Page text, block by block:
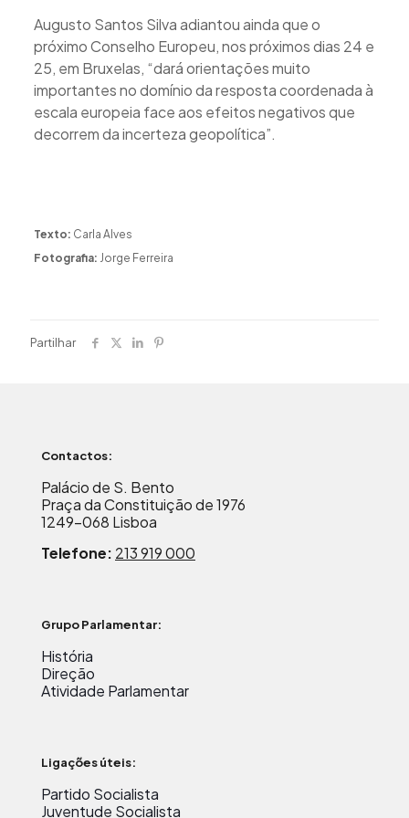
Augusto Santos Silva adiantou ainda que o
próximo Conselho Europeu, nos próximos dias 24 e
25, em Bruxelas, “dará orientações muito
importantes no domínio da resposta coordenada à
escala europeia face aos efeitos negativos que
decorrem da incerteza geopolítica”.
Texto: Carla Alves
Fotografia: Jorge Ferreira
Partilhar
Contactos:
Palácio de S. Bento
Praça da Constituição de 1976
1249-068 Lisboa
Telefone: 213 919 000
Grupo Parlamentar:
História
Direção
Atividade Parlamentar
Ligações úteis:
Partido Socialista
Juventude Socialista